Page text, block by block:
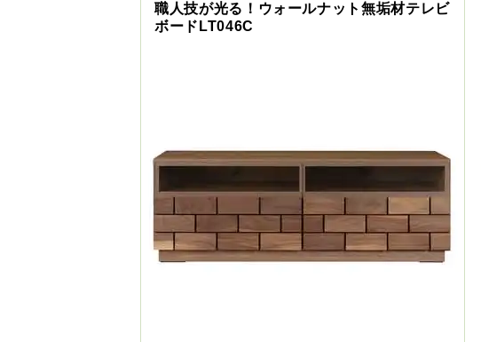
職人技が光る！ウォールナット無垢材テレビ
ボードLT046C